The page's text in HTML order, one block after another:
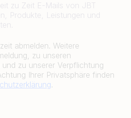
zu Zeit E-Mails von JBT
Produkte, Leistungen und
abmelden. Weitere
zu unseren
zu unserer Verpflichtung
Ihrer Privatsphäre finden
.